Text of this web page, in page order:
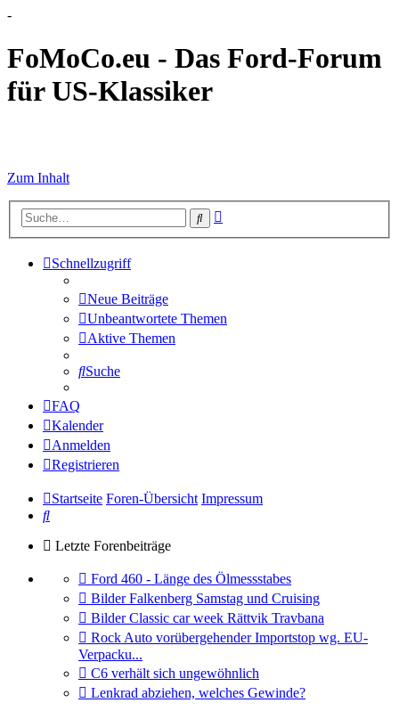
-
FoMoCo.eu - Das Ford-Forum
für US-Klassiker
Zum Inhalt
Suche
Schnellzugriff
Neue Beiträge
Unbeantwortete Themen
Aktive Themen
Suche
FAQ
Kalender
Anmelden
Registrieren
Startseite Foren-Übersicht Impressum
Suche
Letzte Forenbeiträge
Gehe
zum
letzten
Beitrag
Ford 460 - Länge des Ölmessstabes
Gehe
zum
letzten
Beitrag
Bilder Falkenberg Samstag und Cruising
Gehe
zum
letzten
Beitrag
Bilder Classic car week Rättvik Travbana
Gehe
zum
letzten
Beitrag
Rock Auto vorübergehender Importstop wg. EU-
Verpacku...
Gehe
zum
letzten
C6 verhält sich ungewöhnlich
Gehe
Lenkrad abziehen, welches Gewinde?